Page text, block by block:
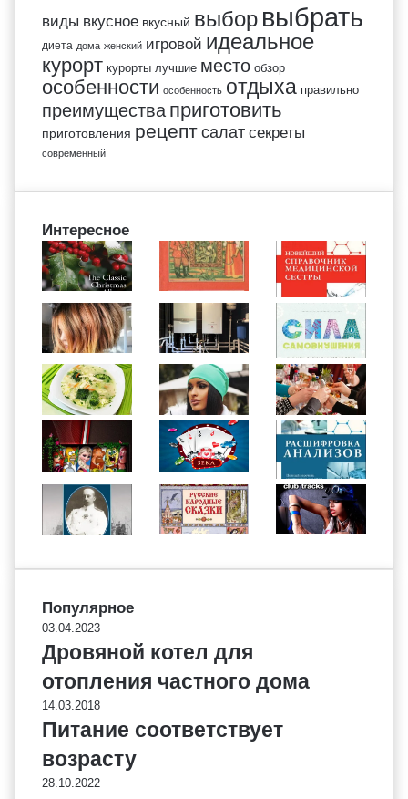
виды вкусное вкусный выбор выбрать
диета дома женский игровой идеальное
курорт курорты лучшие место обзор
особенности особенность отдыха правильно
преимущества приготовить
приготовления рецепт салат секреты
современный
Интересное
Популярное
03.04.2023
Дровяной котел для
отопления частного дома
14.03.2018
Питание соответствует
возрасту
28.10.2022